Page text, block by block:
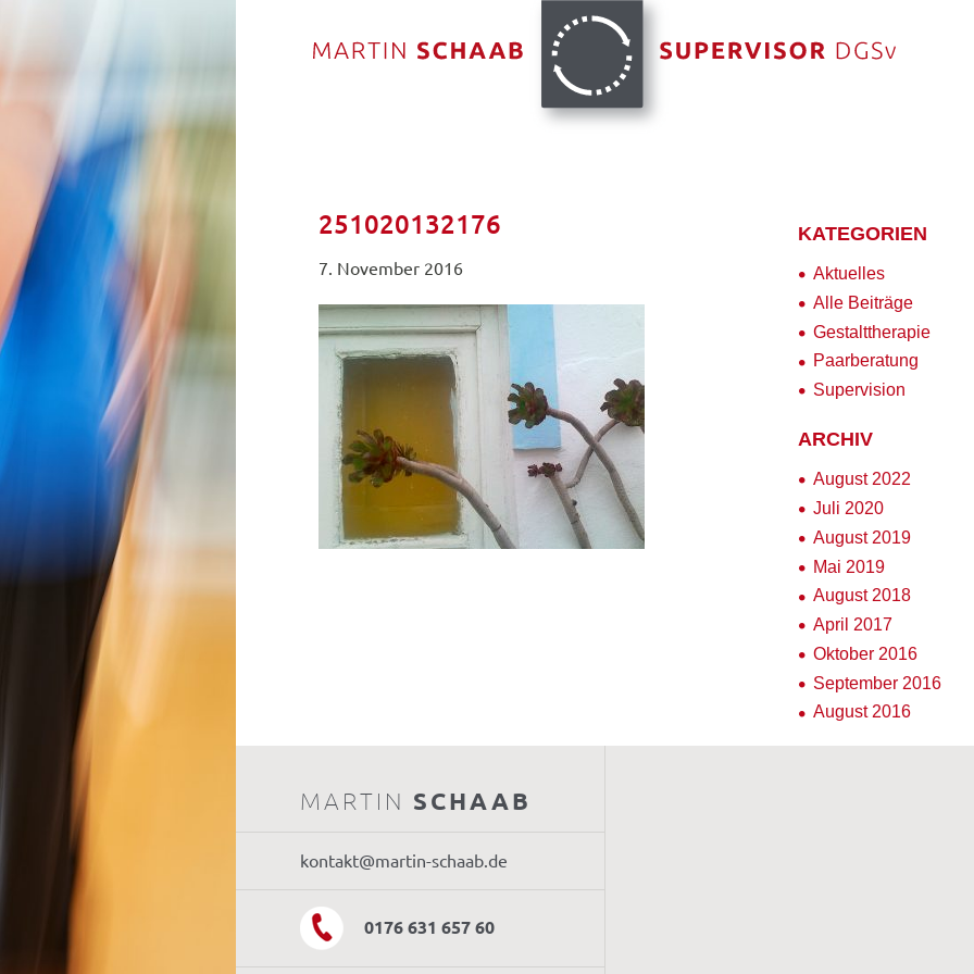
251020132176
7. November 2016
KATEGORIEN
Aktuelles
Alle Beiträge
Gestalttherapie
Paarberatung
Supervision
ARCHIV
August 2022
Juli 2020
August 2019
Mai 2019
August 2018
April 2017
Oktober 2016
September 2016
August 2016
MARTIN SCHAAB
kontakt@martin-schaab.de
0176 631 657 60